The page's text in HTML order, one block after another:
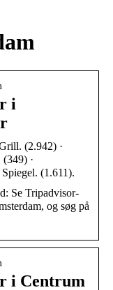
i
(2.942) ·
·
(1.611).
Se Tripadvisor-
og søg på
i Centrum